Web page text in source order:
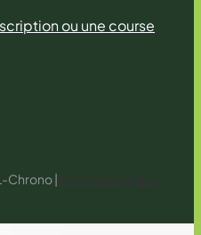
ou une course
Chrono |